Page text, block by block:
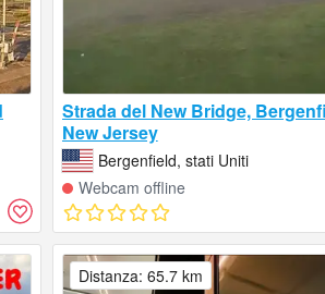
Strada del New Bridge,
New Jersey
Bergenfield, stati Uniti
Webcam offline
Distanza: 65.7 km